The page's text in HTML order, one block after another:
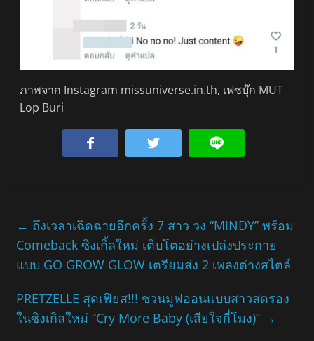
ภาพจาก Instagram missuniverse.in.th, เฟซบุ๊ก MUT
Lop Buri
← ถึงเวลาเฉิดฉายอีกครั้ง 7 สาว วง “MINDY” พร้อม
Comeback ซิงเกิ้ลใหม่ เติบโตอย่างเปล่งประกาย
แบบ GO GROW GLOW เตรียมส่ง 2 เพลงต่างสไตล์
PRETZELLE สุดเฟียส!!! ชวนมูฟออนแบบสาวสตรอง
ในซิงเกิลใหม่ “Cry More Baby (เสียใจกี่โมง)” →